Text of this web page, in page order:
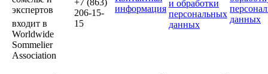
экспертов
входит в
Worldwide
Sommelier
Association
+7 (863)
206-15-
15
информация
и обработки
персональных
данных
данных